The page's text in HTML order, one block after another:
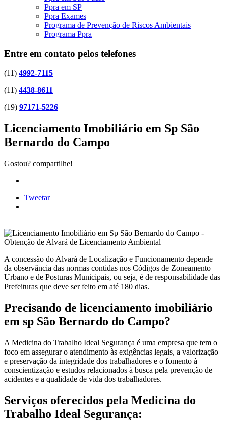
Ppra em SP
Ppra Exames
Programa de Prevenção de Riscos Ambientais
Programa Ppra
Entre em contato pelos telefones
(11) 4992-7115
(11) 4438-8611
(19) 97171-5226
Licenciamento Imobiliário em Sp São
Bernardo do Campo
Gostou? compartilhe!
Tweetar
A concessão do Alvará de Localização e Funcionamento depende
da observância das normas contidas nos Códigos de Zoneamento
Urbano e de Posturas Municipais, ou seja, é de responsabilidade das
Prefeituras que deve ser feito em até 180 dias.
Precisando de licenciamento imobiliário
em sp São Bernardo do Campo?
A Medicina do Trabalho Ideal Segurança é uma empresa que tem o
foco em assegurar o atendimento às exigências legais, a valorização
e preservação da integridade dos trabalhadores e o fomento à
conscientização e estudos relacionados à busca pela prevenção de
acidentes e a qualidade de vida dos trabalhadores.
Serviços oferecidos pela Medicina do
Trabalho Ideal Segurança: